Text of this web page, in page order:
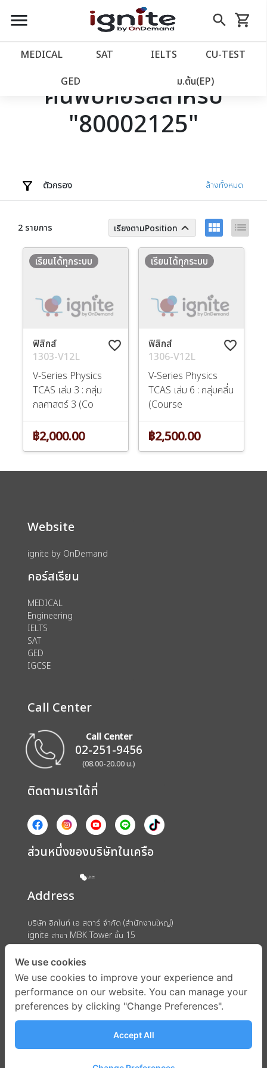
close
account_balance หน้าแรก
เว็บไซต์อิกไนท์
โปรโมชั่น
account_circle เข้าสู่ระบบ
menu search
Skip
to
shopping_cart
รถเข็น
MEDICAL SAT IELTS CU‑TEST
GED ม.ต้น(EP)
ค้นพบคอร์สสำหรับ
"80002125"
ตัวกรอง ล้างทั้งหมด
2 รายการ เรียงตามPosition keyboard_arrow_up view_module list
favorite_border
ฟิสิกส์
1303-V12L
V-Series Physics
TCAS เล่ม 3 : กลุ่ม
กลศาสตร์ 3 (Co
เรียนได้ทุกระบบ
฿2,000.00
favorite_border
ฟิสิกส์
1306-V12L
V-Series Physics
TCAS เล่ม 6 : กลุ่มคลื่น
(Course
เรียนได้ทุกระบบ
฿2,500.00
Website
ignite by OnDemand
คอร์สเรียน
MEDICAL
Engineering
IELTS
SAT
GED
IGCSE
Call Center
Call Center
02-251-9456
(08.00-20.00 น.)
ติดตามเราได้ที่
ส่วนหนึ่งของบริษัทในเครือ
Address
บริษัท อิกไนท์ เอ สตาร์ จำกัด (สำนักงานใหญ่)
ignite สาขา MBK Tower ชั้น 15
ถนนพญาไท แขวงวังใหม่ เขตปทุมวัน กรุงเทพมหานคร 10330
We use cookies
We use cookies to improve your experience and
performance on our website. You can manage your
preferences by clicking "Change Preferences".
Accept All